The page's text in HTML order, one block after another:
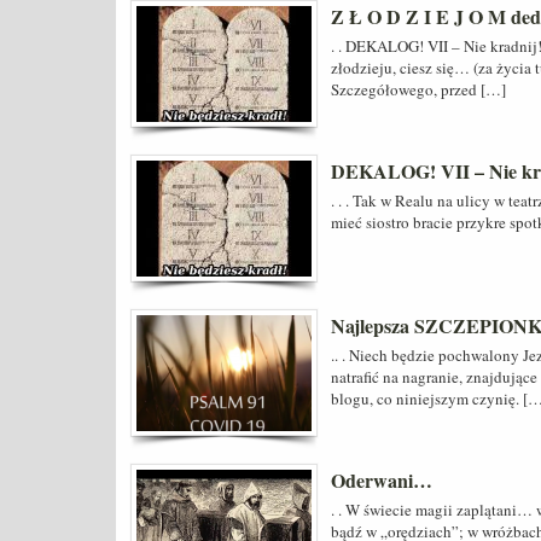
Z Ł O D Z I E J O M
. . DEKALOG! VII – Nie
złodzieju, ciesz się… (za życia
Szczegółowego, przed […]
DEKALOG! VII – Nie
. . . Tak w Realu na ulicy w
mieć siostro bracie przykre
Najlepsza
.. . Niech będzie pochwalony
natrafić na nagranie,
blogu, co niniejszym czynię.
Oderwani…
. . W świecie magii zaplątani…
bądź w „orędziach”; w